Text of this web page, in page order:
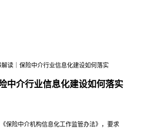
解读｜保险中介行业信息化建设如何落实
中介行业信息化建设如何落实
保险中介机构信息化工作监管办法》，要求